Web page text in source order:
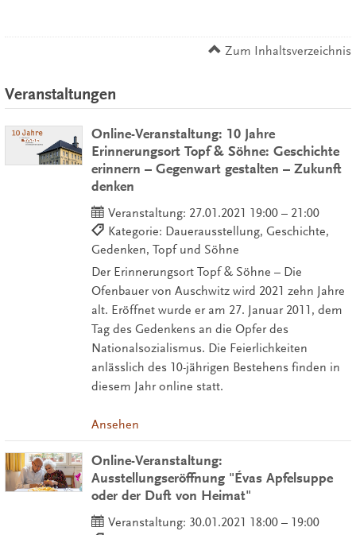
Zum Inhaltsverzeichnis
Veranstaltungen
Online-Veranstaltung: 10 Jahre
Erinnerungsort Topf & Söhne: Geschichte
erinnern – Gegenwart gestalten – Zukunft
denken
Veranstaltung: 27.01.2021 19:00 – 21:00
Kategorie: Dauerausstellung, Geschichte,
Gedenken, Topf und Söhne
Der Erinnerungsort Topf & Söhne – Die
Ofenbauer von Auschwitz wird 2021 zehn Jahre
alt. Eröffnet wurde er am 27. Januar 2011, dem
Tag des Gedenkens an die Opfer des
Nationalsozialismus. Die Feierlichkeiten
anlässlich des 10-jährigen Bestehens finden in
diesem Jahr online statt.
Ansehen
Online-Veranstaltung:
Ausstellungseröffnung "Évas Apfelsuppe
oder der Duft von Heimat"
Veranstaltung: 30.01.2021 18:00 – 19:00